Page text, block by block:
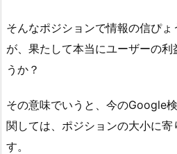
そんなポジションで情報の信ぴょ
が、果たして本当にユーザーの利
うか？
その意味でいうと、今のGoogle
関しては、ポジションの大小に寄
す。